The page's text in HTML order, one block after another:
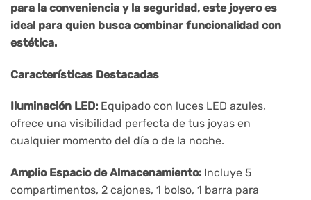
para la conveniencia y la seguridad, este joyero es
ideal para quien busca combinar funcionalidad con
estética.
Características Destacadas
Iluminación LED: Equipado con luces LED azules,
ofrece una visibilidad perfecta de tus joyas en
cualquier momento del día o de la noche.
Amplio Espacio de Almacenamiento: Incluye 5
compartimentos, 2 cajones, 1 bolso, 1 barra para